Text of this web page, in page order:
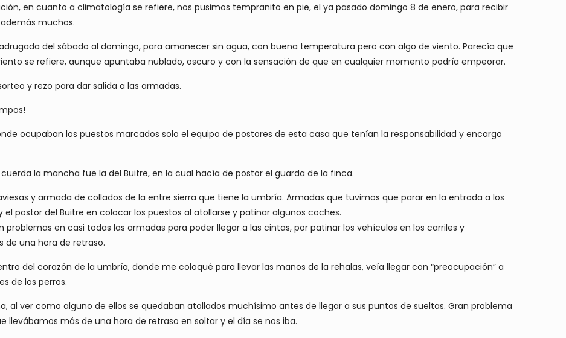
en cuanto a climatología se refiere, nos pusimos tempranito en pie, el ya pasado domingo 8 de enero, para recibir
muchos.
del sábado al domingo, para amanecer sin agua, con buena temperatura pero con algo de viento. Parecía que
se refiere, aunque apuntaba nublado, oscuro y con la sensación de que en cualquier momento podría empeorar.
y rezo para dar salida a las armadas.
ocupaban los puestos marcados solo el equipo de postores de esta casa que tenían la responsabilidad y encargo
la mancha fue la del Buitre, en la cual hacía de postor el guarda de la finca.
y armada de collados de la entre sierra que tiene la umbría. Armadas que tuvimos que parar en la entrada a los
postor del Buitre en colocar los puestos al atollarse y patinar algunos coches.
problemas en casi todas las armadas para poder llegar a las cintas, por patinar los vehículos en los carriles y
de una hora de retraso.
del corazón de la umbría, donde me coloqué para llevar las manos de la rehalas, veía llegar con “preocupación” a
de los perros.
al ver como alguno de ellos se quedaban atollados muchísimo antes de llegar a sus puntos de sueltas. Gran problema
llevábamos más de una hora de retraso en soltar y el día se nos iba.